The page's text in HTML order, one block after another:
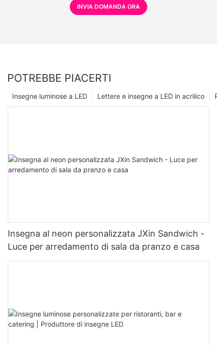
INVIA DOMANDA ORA
POTREBBE PIACERTI
Lettere e insegne a LED in acrilico
Insegne luminose a LED
Insegna al neon personalizzata JXin Sandwich -
Luce per arredamento di sala da pranzo e casa